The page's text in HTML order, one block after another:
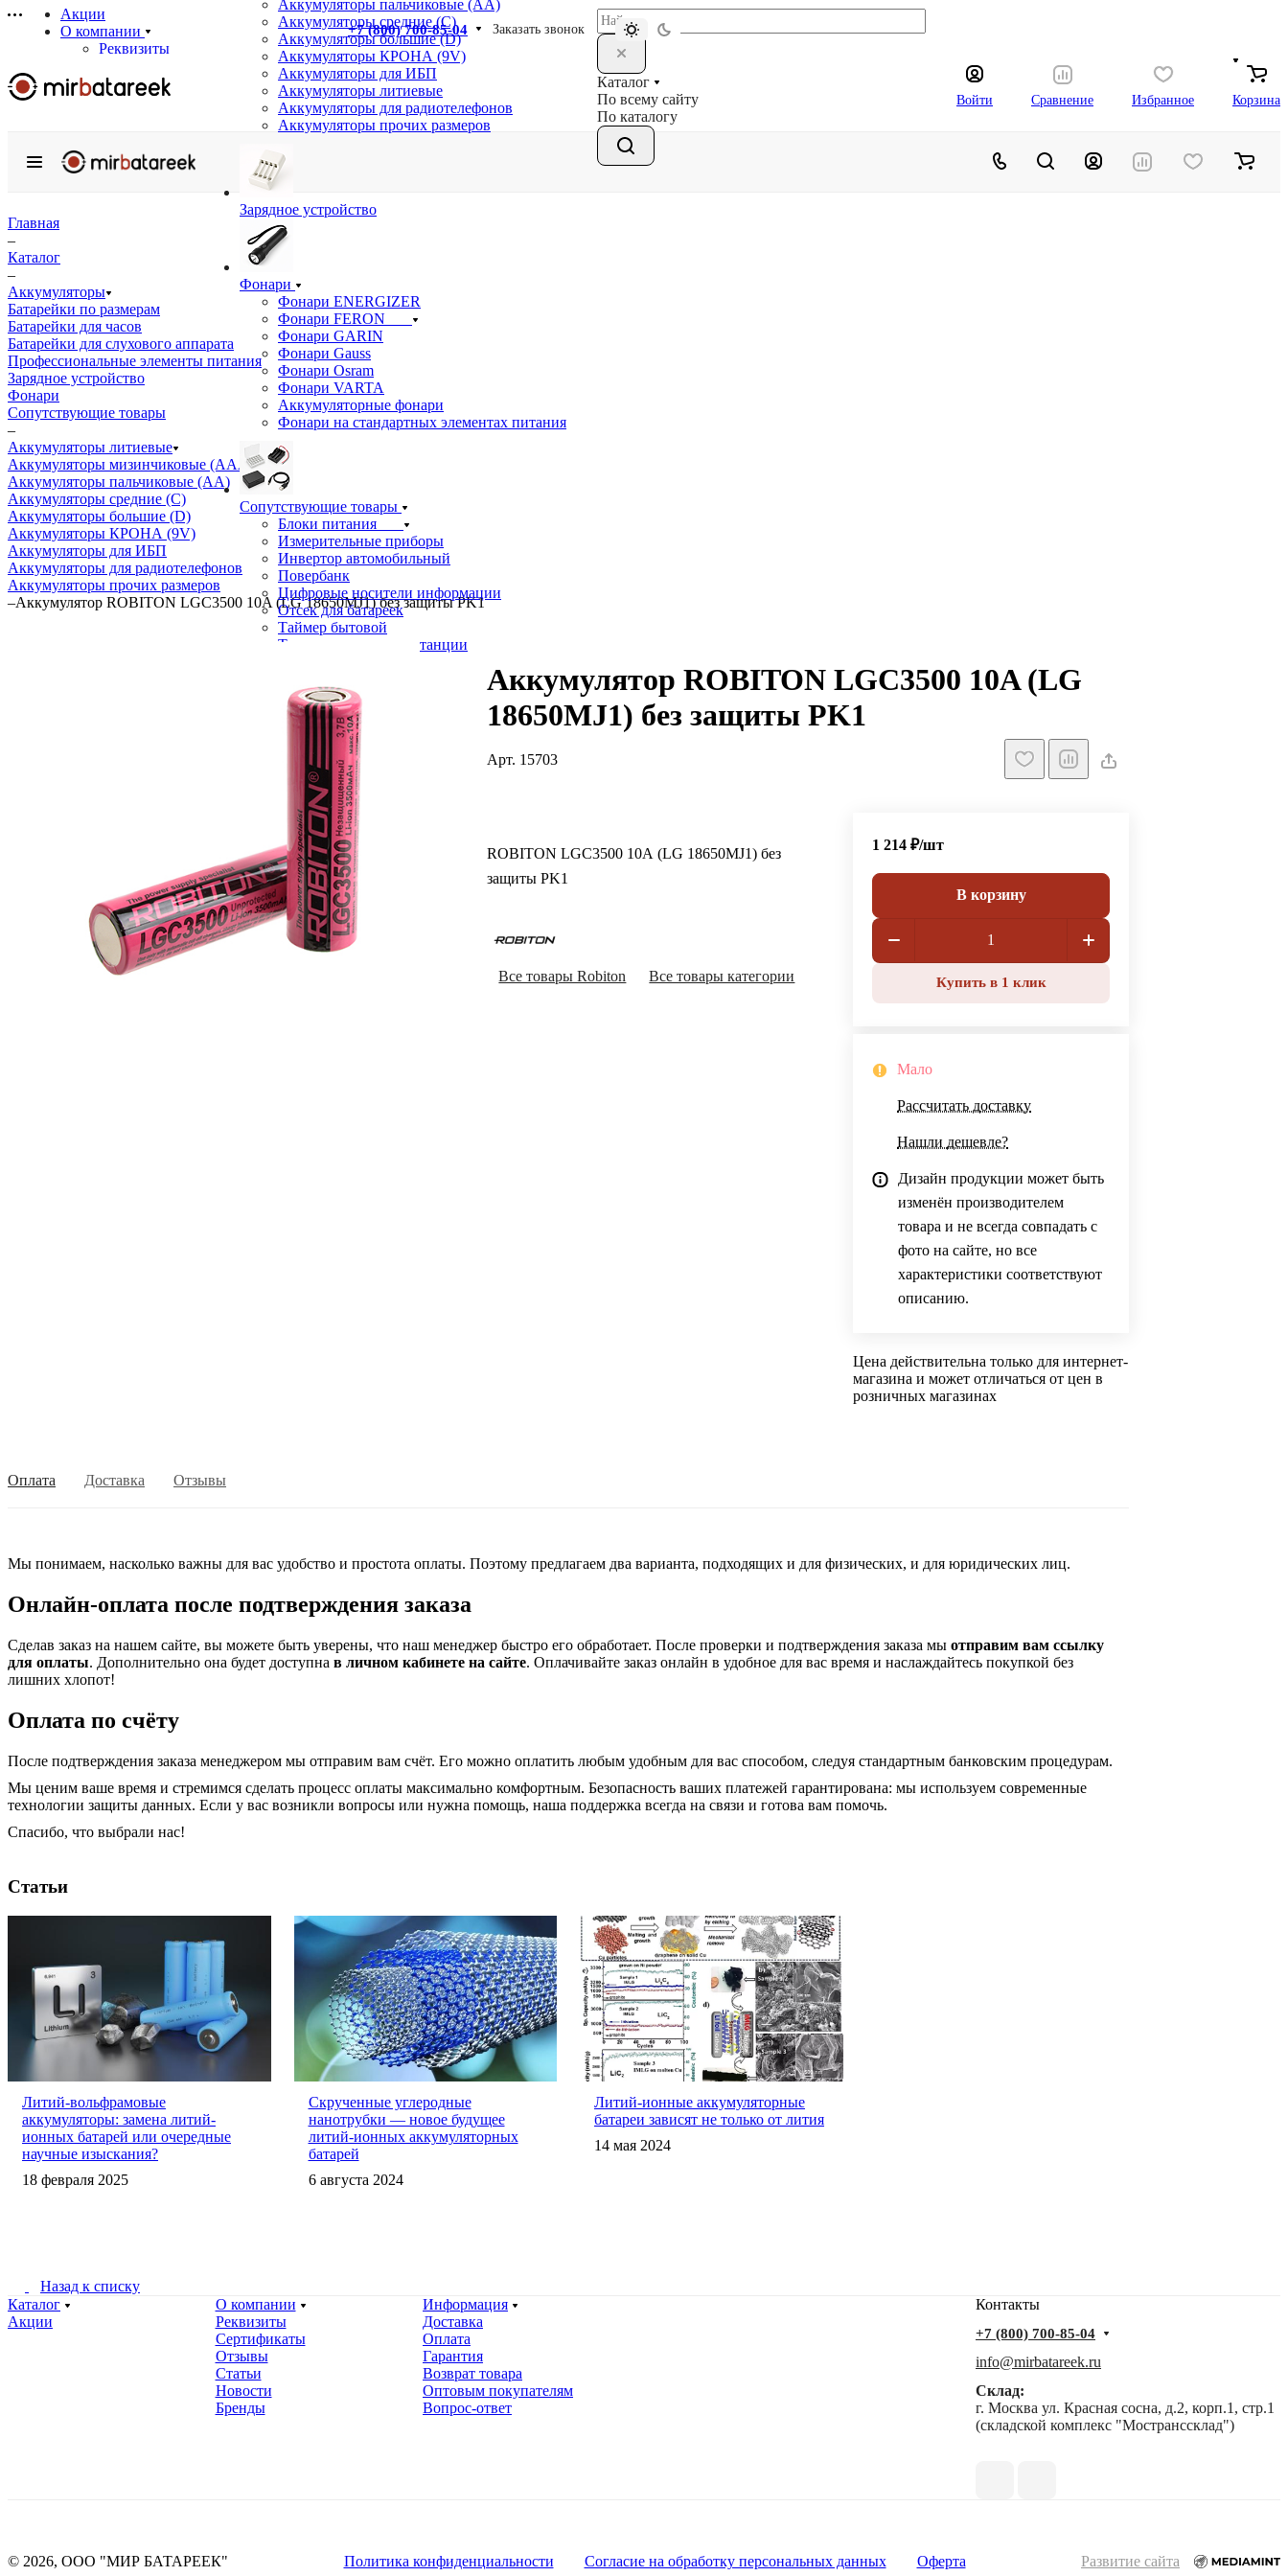
Акции
О компании
Реквизиты
Отзывы
Статьи
Услуги
Аккумуляторные сборки на заказ
Возврат товара
Оптовым покупателям
Вопрос-ответ
Контакты
+7 (800) 700-85-04 Заказать звонок
Аккумуляторы пальчиковые (АА)
Аккумуляторы средние (С)
Аккумуляторы большие (D)
Аккумуляторы КРОНА (9V)
Аккумуляторы для ИБП
Аккумуляторы литиевые
Аккумуляторы для радиотелефонов
Аккумуляторы прочих размеров
Зарядное устройство
Фонари
Фонари ENERGIZER
Фонари FERON
Фонари GARIN
Фонари Gauss
Фонари Osram
Фонари VARTA
Аккумуляторные фонари
Фонари на стандартных элементах питания
Сопутствующие товары
Блоки питания
Измерительные приборы
Инвертор автомобильный
Повербанк
Цифровые носители информации
Отсек для батареек
Таймер бытовой
Термометры и метеостанции
Каталог
По всему сайту
По каталогу
Войти Сравнение Избранное Корзина
Главная
–
Каталог
–
Аккумуляторы
Батарейки по размерам
Батарейки для часов
Батарейки для слухового аппарата
Профессиональные элементы питания
Зарядное устройство
Фонари
Сопутствующие товары
–
Аккумуляторы литиевые
Аккумуляторы мизинчиковые (ААА)
Аккумуляторы пальчиковые (АА)
Аккумуляторы средние (С)
Аккумуляторы большие (D)
Аккумуляторы КРОНА (9V)
Аккумуляторы для ИБП
Аккумуляторы для радиотелефонов
Аккумуляторы прочих размеров
–Аккумулятор ROBITON LGC3500 10A (LG 18650MJ1) без защиты PK1
Аккумулятор ROBITON LGC3500 10A (LG
18650MJ1) без защиты PK1
Арт. 15703
ROBITON LGC3500 10A (LG 18650MJ1) без
защиты PK1
Все товары Robiton Все товары категории
1 214 ₽/шт
В корзину
Купить в 1 клик
Мало
Рассчитать доставку
Нашли дешевле?
Дизайн продукции может быть
изменён производителем
товара и не всегда совпадать с
фото на сайте, но все
характеристики соответствуют
описанию.
Цена действительна только для интернет-
магазина и может отличаться от цен в
розничных магазинах
Оплата Доставка Отзывы
Мы понимаем, насколько важны для вас удобство и простота оплаты. Поэтому предлагаем два варианта, подходящих и для физических, и для юридических лиц.
Онлайн-оплата после подтверждения заказа
Сделав заказ на нашем сайте, вы можете быть уверены, что наш менеджер быстро его обработает. После проверки и подтверждения заказа мы отправим вам ссылку
для оплаты. Дополнительно она будет доступна в личном кабинете на сайте. Оплачивайте заказ онлайн в удобное для вас время и наслаждайтесь покупкой без
лишних хлопот!
Оплата по счёту
После подтверждения заказа менеджером мы отправим вам счёт. Его можно оплатить любым удобным для вас способом, следуя стандартным банковским процедурам.
Мы ценим ваше время и стремимся сделать процесс оплаты максимально комфортным. Безопасность ваших платежей гарантирована: мы используем современные
технологии защиты данных. Если у вас возникли вопросы или нужна помощь, наша поддержка всегда на связи и готова вам помочь.
Спасибо, что выбрали нас!
Статьи
Литий-вольфрамовые
аккумуляторы: замена литий-
ионных батарей или очередные
научные изыскания?
18 февраля 2025
Скрученные углеродные
нанотрубки — новое будущее
литий-ионных аккумуляторных
батарей
6 августа 2024
Литий-ионные аккумуляторные
батареи зависят не только от лития
14 мая 2024
Назад к списку
Каталог
Акции
О компании
Реквизиты
Сертификаты
Отзывы
Статьи
Новости
Бренды
Информация
Доставка
Оплата
Гарантия
Возврат товара
Оптовым покупателям
Вопрос-ответ
Контакты
+7 (800) 700-85-04
info@mirbatareek.ru
Склад:
г. Москва ул. Красная сосна, д.2, корп.1, стр.1
(складской комплекс "Мостранссклад")
© 2026, ООО "МИР БАТАРЕЕК" Политика конфиденциальности Согласие на обработку персональных данных Оферта Развитие сайта